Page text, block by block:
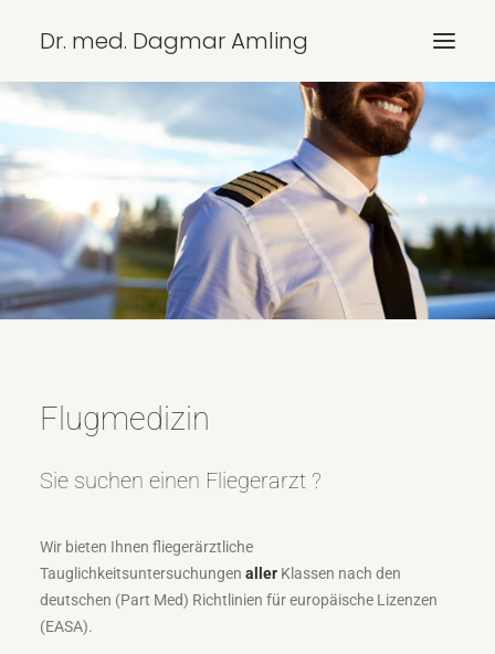
Dr. med. Dagmar Amling
KONTAKT/ANFAHRT
IMPRESSUM
DATENSCHUTZ
Flugmedizin
Sie suchen einen Fliegerarzt ?
Wir bieten Ihnen fliegerärztliche
Tauglichkeitsuntersuchungen aller Klassen nach den
deutschen (Part Med) Richtlinien für europäische Lizenzen
(EASA).